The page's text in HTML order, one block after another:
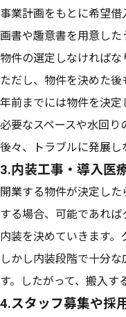
事業計画をもとに希望
画書や趣意書を用意し
物件の選定しなければ
ただし、物件を決めた
年前までには物件を決
必要なスペースや水回
後々、トラブルに発展
3.内装工事・導入医
開業する物件が決定し
する場合、可能であれ
内装を決めていきます
しかし内装段階で十分
す。したがって、搬入
4.スタッフ募集や採